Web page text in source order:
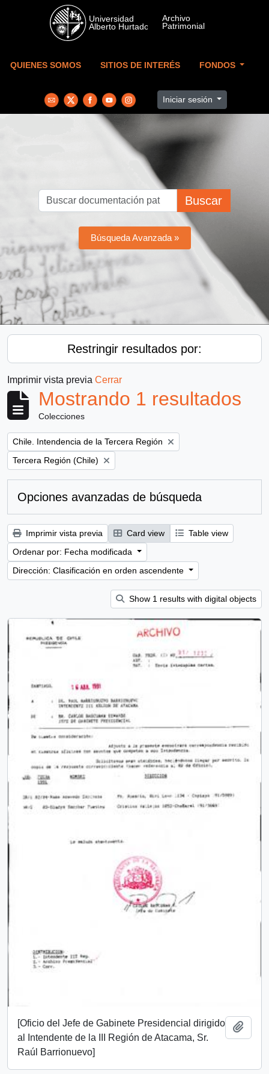
Skip to main content
QUIENES SOMOS SITIOS DE INTERÉS FONDOS
Iniciar sesión
Buscar
Búsqueda Avanzada »
Restringir resultados por:
Imprimir vista previa Cerrar
Mostrando 1 resultados
Colecciones
Remove filter:
Chile. Intendencia de la Tercera Región
Remove filter:
Tercera Región (Chile)
Opciones avanzadas de búsqueda
Imprimir vista previa Card view
Table view
Ordenar por: Fecha modificada
Dirección: Clasificación en orden ascendente
Show 1 results with digital objects
[Oficio del Jefe de Gabinete Presidencial dirigido
al Intendente de la III Región de Atacama, Sr.
Raúl Barrionuevo]